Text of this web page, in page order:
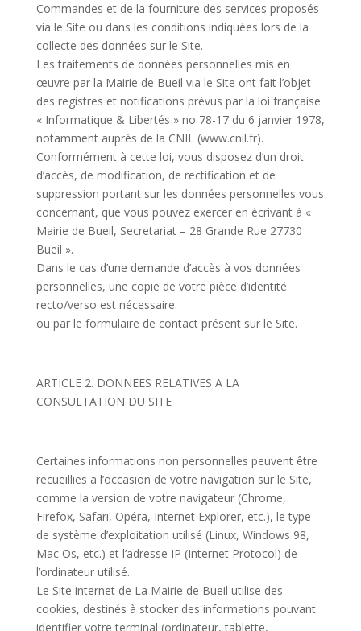
Commandes et de la fourniture des services proposés
via le Site ou dans les conditions indiquées lors de la
collecte des données sur le Site.
Les traitements de données personnelles mis en
œuvre par la Mairie de Bueil via le Site ont fait l’objet
des registres et notifications prévus par la loi française
« Informatique & Libertés » no 78-17 du 6 janvier 1978,
notamment auprès de la CNIL (www.cnil.fr).
Conformément à cette loi, vous disposez d’un droit
d’accès, de modification, de rectification et de
suppression portant sur les données personnelles vous
concernant, que vous pouvez exercer en écrivant à «
Mairie de Bueil, Secretariat – 28 Grande Rue 27730
Bueil ».
Dans le cas d’une demande d’accès à vos données
personnelles, une copie de votre pièce d’identité
recto/verso est nécessaire.
ou par le formulaire de contact présent sur le Site.
ARTICLE 2. DONNEES RELATIVES A LA
CONSULTATION DU SITE
Certaines informations non personnelles peuvent être
recueillies a l’occasion de votre navigation sur le Site,
comme la version de votre navigateur (Chrome,
Firefox, Safari, Opéra, Internet Explorer, etc.), le type
de système d’exploitation utilisé (Linux, Windows 98,
Mac Os, etc.) et l’adresse IP (Internet Protocol) de
l’ordinateur utilisé.
Le Site internet de La Mairie de Bueil utilise des
cookies, destinés à stocker des informations pouvant
identifier votre terminal (ordinateur, tablette,